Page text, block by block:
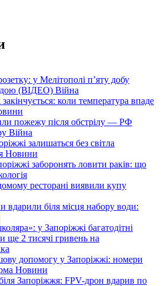
у Мелітополі п’яту добу
(ВІДЕО) Війна
коли температура впаде
пожежу після обстрілу — РФ
Війна
залишаться без світла
Новини
заборонять ловити раків: що
ресторані виявили купу
вдарили біля місця набору води:
у Запоріжжі багатодітні
ще 2 тисячі гривень на
допомогу у Запоріжжі: номери
Новини
Запоріжжя: FPV-дрон вдарив по